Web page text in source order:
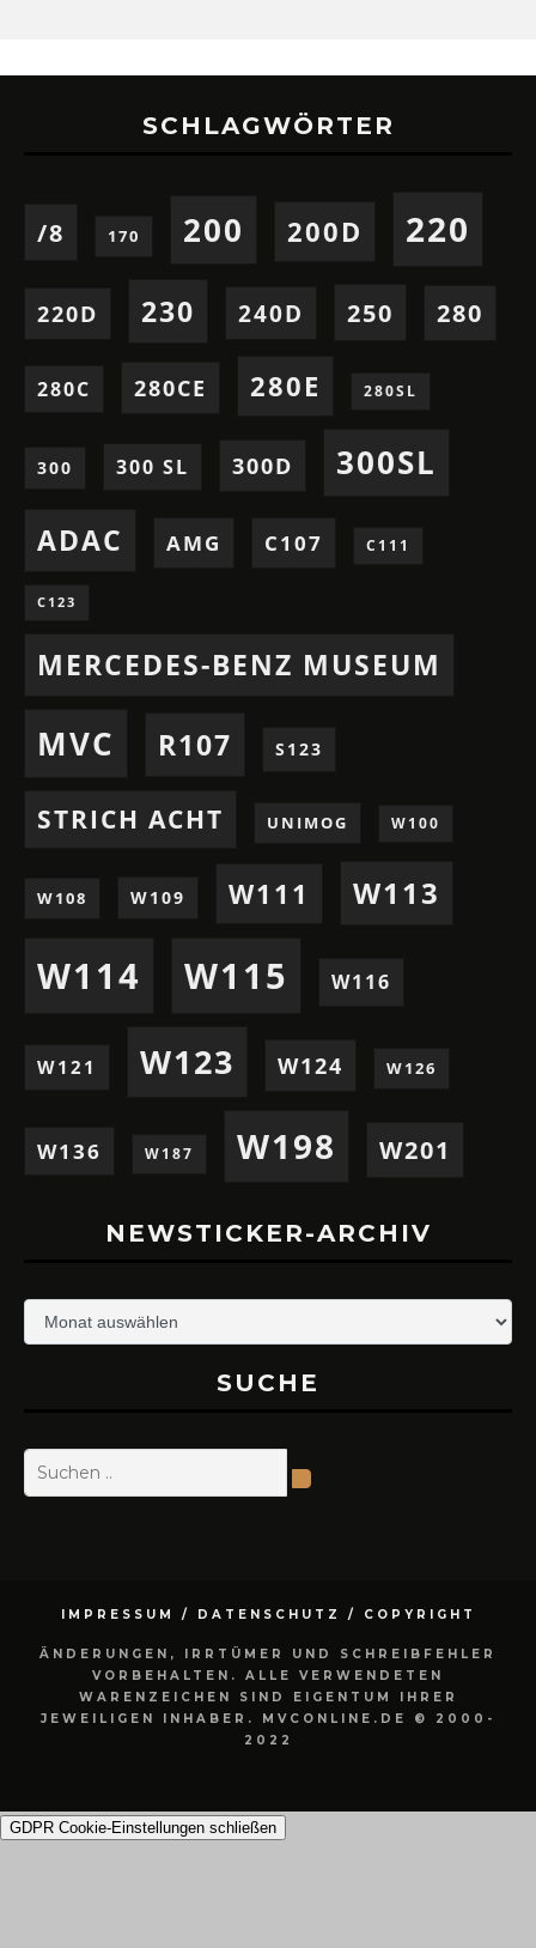
SCHLAGWÖRTER
/8 170 200 200D 220
220D 230 240D 250 280
280C 280CE 280E 280SL
300 300 SL 300D 300SL
ADAC AMG C107 C111
C123
MERCEDES-BENZ MUSEUM
MVC R107 S123
STRICH ACHT UNIMOG W100
W108 W109 W111 W113
W114 W115 W116
W121 W123 W124 W126
W136 W187 W198 W201
NEWSTICKER-ARCHIV
Newsticker-
Archiv
SUCHE
IMPRESSUM / DATENSCHUTZ / COPYRIGHT
ÄNDERUNGEN, IRRTÜMER UND SCHREIBFEHLER
VORBEHALTEN. ALLE VERWENDETEN
WARENZEICHEN SIND EIGENTUM IHRER
JEWEILIGEN INHABER. MVCONLINE.DE © 2000-
2022
GDPR Cookie-Einstellungen schließen